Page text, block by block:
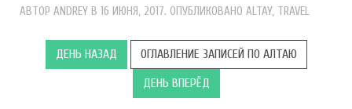
АВТОР ANDREY В 16 ИЮНЯ, 2017. ОПУБЛИКОВАНО ALTAY, TRAVEL
ДЕНЬ НАЗАД ОГЛАВЛЕНИЕ ЗАПИСЕЙ ПО АЛТАЮ
ДЕНЬ ВПЕРЁД